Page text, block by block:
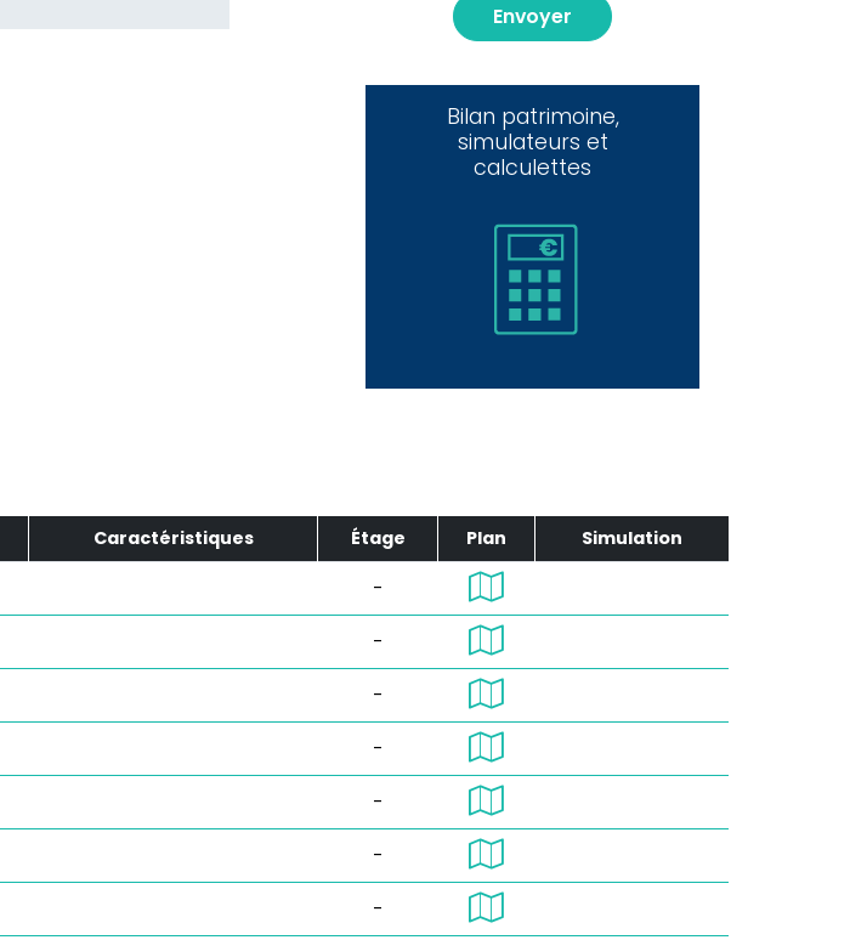
Envoyer
Bilan patrimoine,
simulateurs et
calculettes
Caractéristiques Étage Plan Simulation
-
-
-
-
-
-
-